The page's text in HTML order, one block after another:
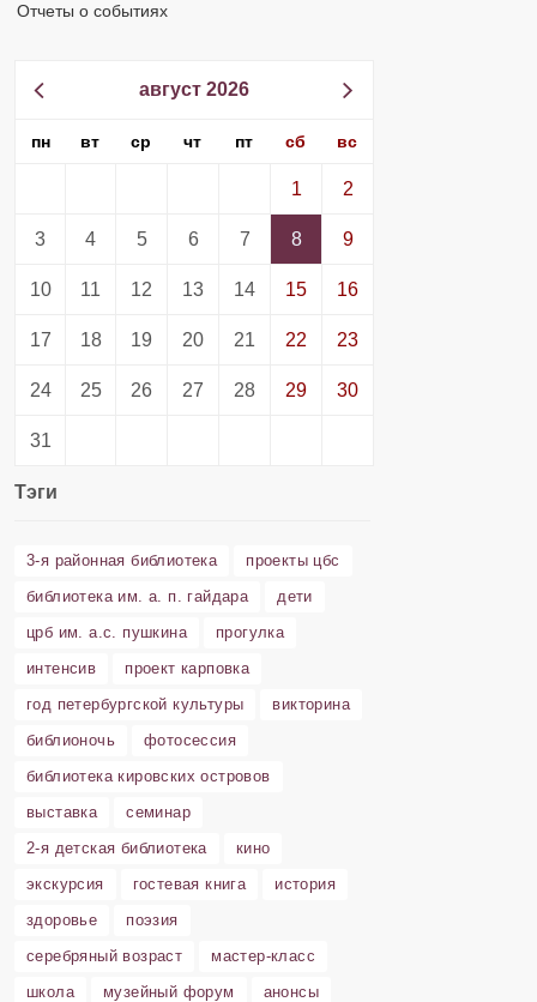
Отчеты о событиях
август 2026
пн вт ср чт пт сб вс
1 2
3 4 5 6 7 8 9
10 11 12 13 14 15 16
17 18 19 20 21 22 23
24 25 26 27 28 29 30
31
Тэги
3-я районная библиотека
проекты цбс
библиотека им. а. п. гайдара
дети
црб им. а.с. пушкина
прогулка
интенсив
проект карповка
год петербургской культуры
викторина
библионочь
фотосессия
библиотека кировских островов
выставка
семинар
2-я детская библиотека
кино
экскурсия
гостевая книга
история
здоровье
поэзия
серебряный возраст
мастер-класс
школа
музейный форум
анонсы